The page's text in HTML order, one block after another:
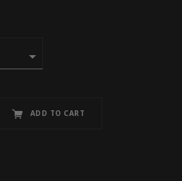
ADD TO CART